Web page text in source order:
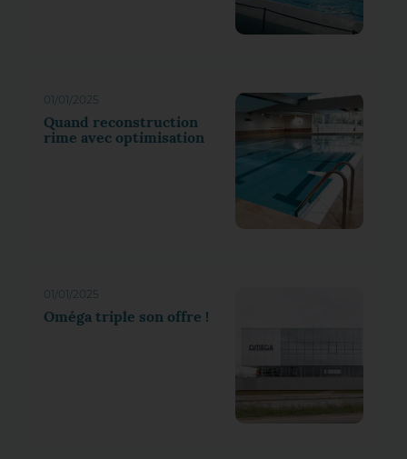
01/01/2025
Quand reconstruction
rime avec optimisation
01/01/2025
Oméga triple son offre !